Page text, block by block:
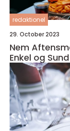
redaktionel
29. October 2023
Nem
Enkel og